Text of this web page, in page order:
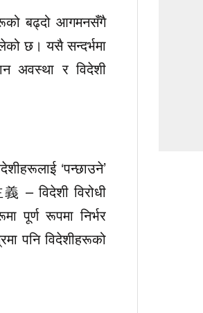
बढ्दो आगमनसँगै
छ। यसै सन्दर्भमा
अवस्था र विदेशी
‘पन्छाउने’
義 – विदेशी विरोधी
पूर्ण रूपमा निर्भर
पनि विदेशीहरूको